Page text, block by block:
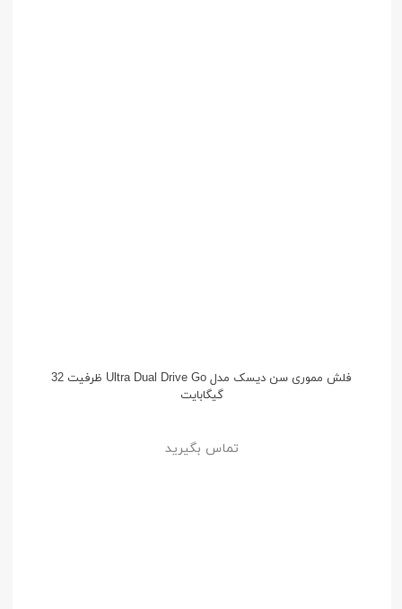
فلش مموری سن دیسک مدل Ultra Dual Drive Go ظرفیت 32
گیگابایت
تماس بگیرید